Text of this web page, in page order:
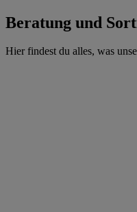
Beratung und
Hier findest du alles, was